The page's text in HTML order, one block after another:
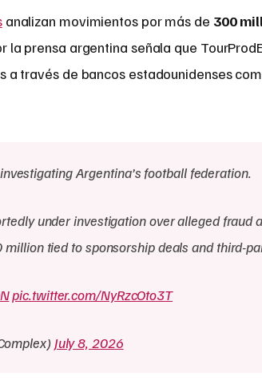
analizan movimientos por más de 300
la prensa argentina señala que
a través de bancos estadounidenses
Argentina’s football federation.
under investigation over alleged fraud
tied to sponsorship deals and third-
pic.twitter.com/NyRzcOto3T
July 8, 2026